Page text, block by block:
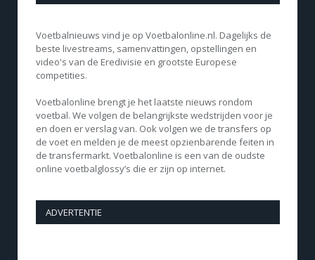
Voetbalnieuws vind je op Voetbalonline.nl. Dagelijks de
beste livestreams, samenvattingen, opstellingen en
video's van de Eredivisie en grootste Europese
competities.
Voetbalonline brengt je het laatste nieuws rondom
voetbal. We volgen de belangrijkste wedstrijden voor je
en doen er verslag van. Ook volgen we de transfers op
de voet en melden je de meest opzienbarende feiten in
de transfermarkt. Voetbalonline is een van de oudste
online voetbalglossy’s die er zijn op internet.
ADVERTENTIE